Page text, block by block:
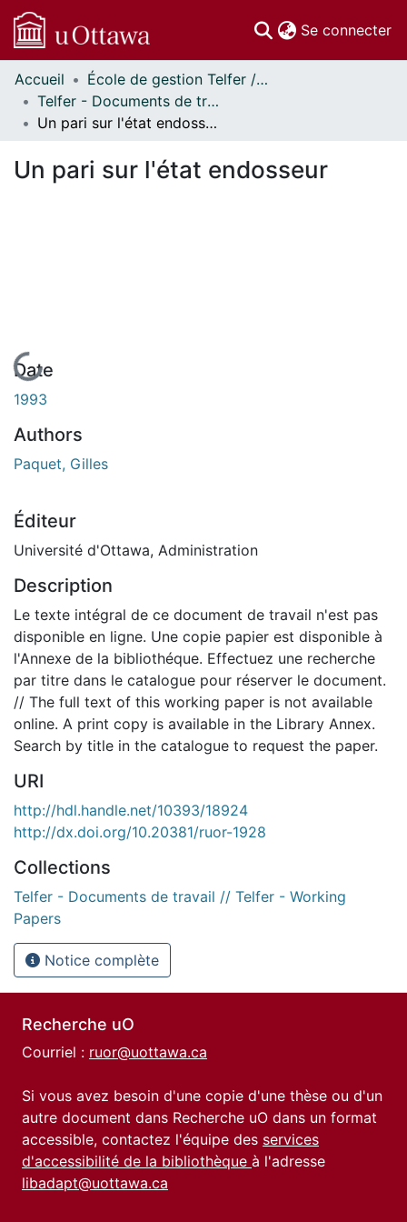
Se connecter
Communautés
et collections
Parcourir
À propos
Accueil
École de gestion Telfer // Telfer School of Management
Telfer - Documents de travail // Telfer - Working Papers
Un pari sur l'état endosseur
Un pari sur l'état endosseur
En cours de chargement...
Date
1993
Authors
Paquet, Gilles
Éditeur
Université d'Ottawa, Administration
Description
Le texte intégral de ce document de travail n'est pas
disponible en ligne. Une copie papier est disponible à
l'Annexe de la bibliothéque. Effectuez une recherche
par titre dans le catalogue pour réserver le document.
// The full text of this working paper is not available
online. A print copy is available in the Library Annex.
Search by title in the catalogue to request the paper.
URI
http://hdl.handle.net/10393/18924
http://dx.doi.org/10.20381/ruor-1928
Collections
Telfer - Documents de travail // Telfer - Working
Papers
Notice complète
Recherche uO
Courriel : ruor@uottawa.ca
Si vous avez besoin d'une copie d'une thèse ou d'un
autre document dans Recherche uO dans un format
accessible, contactez l'équipe des services
d'accessibilité de la bibliothèque à l'adresse
libadapt@uottawa.ca